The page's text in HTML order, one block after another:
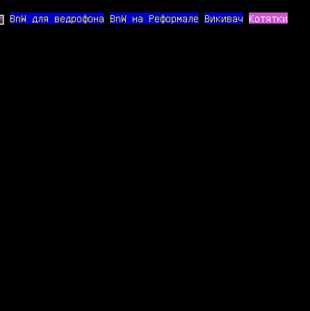
BnW для ведрофона BnW на Реформале Викивач Котятки